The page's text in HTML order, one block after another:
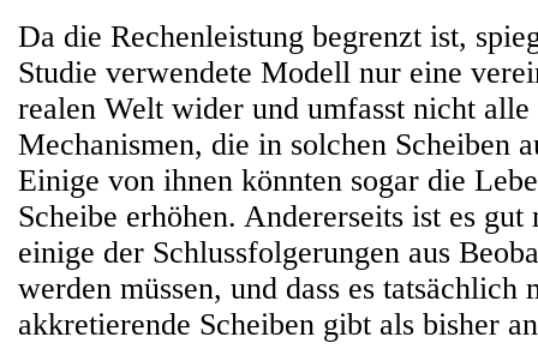
Da die Rechenleistung begrenzt ist,
Studie verwendete Modell nur eine
realen Welt wider und umfasst nicht
Mechanismen, die in solchen Scheiben
Einige von ihnen könnten sogar die
Scheibe erhöhen. Andererseits ist es gut
einige der Schlussfolgerungen aus
werden müssen, und dass es tatsächlich
akkretierende Scheiben gibt als bisher